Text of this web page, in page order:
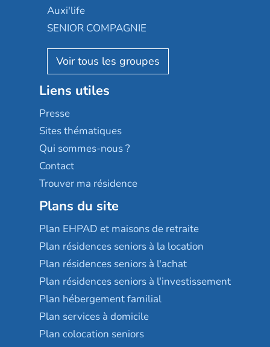
Occitalia
Appartseniors
Reseda
Stella management
Les villages d'or
Sérénys
Résidences services Villa Médicis
Le Noble Âge
Almage
Résidalya
Groupe aplus
Auxi'life
SENIOR COMPAGNIE
AGE D'OR Services
Liens utiles
Presse
Sites thématiques
Qui sommes-nous ?
Contact
Trouver ma résidence
Plans du site
Plan EHPAD et maisons de retraite
Plan résidences seniors à la location
Plan résidences seniors à l'achat
Plan résidences seniors à l'investissement
Plan hébergement familial
Plan services à domicile
Plan colocation seniors